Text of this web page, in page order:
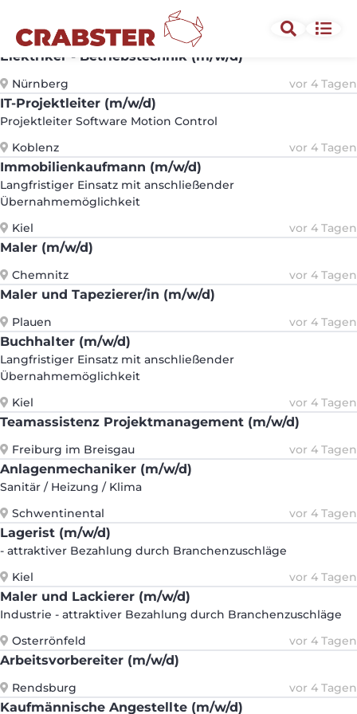
Pflegedienstleiter (m/w/d)
Landsberg am Lech vor 4 Tagen
Elektriker - Betriebstechnik (m/w/d)
Nürnberg vor 4 Tagen
IT-Projektleiter (m/w/d)
Projektleiter Software Motion Control
Koblenz
vor 4 Tagen
Immobilienkaufmann (m/w/d)
Langfristiger Einsatz mit anschließender
Übernahmemöglichkeit
Kiel
vor 4 Tagen
Maler (m/w/d)
Chemnitz vor 4 Tagen
Maler und Tapezierer/in (m/w/d)
Plauen vor 4 Tagen
Buchhalter (m/w/d)
Langfristiger Einsatz mit anschließender
Übernahmemöglichkeit
Kiel
vor 4 Tagen
Teamassistenz Projektmanagement (m/w/d)
Freiburg im Breisgau vor 4 Tagen
Anlagenmechaniker (m/w/d)
Sanitär / Heizung / Klima
Schwentinental
vor 4 Tagen
Lagerist (m/w/d)
- attraktiver Bezahlung durch Branchenzuschläge
Kiel
vor 4 Tagen
Maler und Lackierer (m/w/d)
Industrie - attraktiver Bezahlung durch Branchenzuschläge
Osterrönfeld
vor 4 Tagen
Arbeitsvorbereiter (m/w/d)
Rendsburg vor 4 Tagen
Kaufmännische Angestellte (m/w/d)